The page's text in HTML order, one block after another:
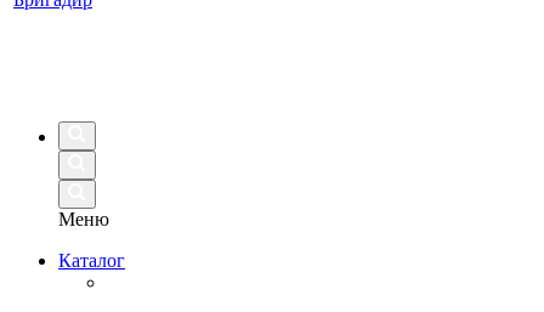
Меню
Каталог